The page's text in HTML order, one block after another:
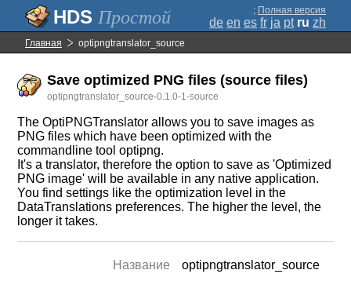
Простой ; Полная версия
de en es fr ja pt ru zh
Главная optipngtranslator_source
Save optimized PNG files (source files)
optipngtranslator_source-0.1.0-1-source
The OptiPNGTranslator allows you to save images as
PNG files which have been optimized with the
commandline tool optipng.
It's a translator, therefore the option to save as 'Optimized
PNG image' will be available in any native application.
You find settings like the optimization level in the
DataTranslations preferences. The higher the level, the
longer it takes.
Название
optipngtranslator_source